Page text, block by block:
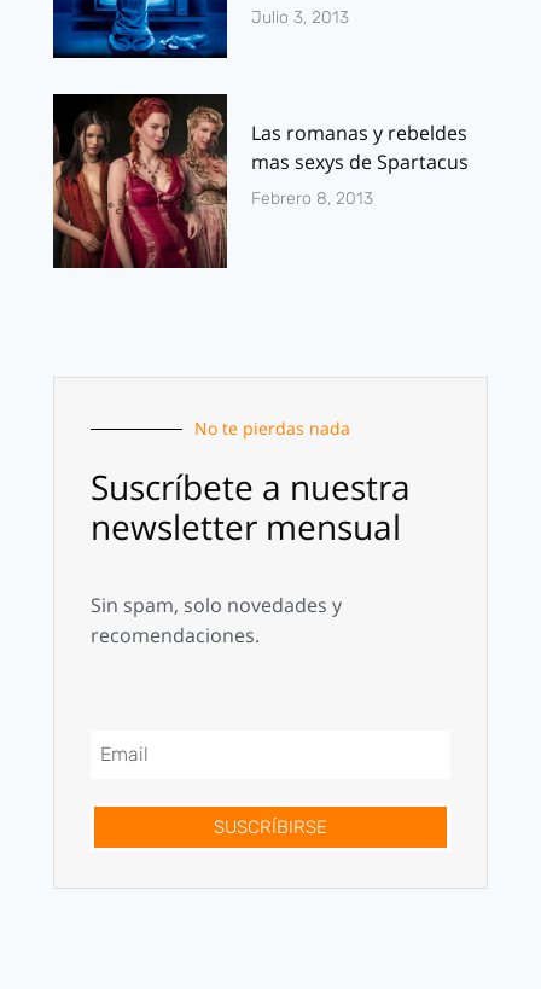
Julio 3, 2013
Las romanas y rebeldes
mas sexys de Spartacus
Febrero 8, 2013
No te pierdas nada
Suscríbete a nuestra
newsletter mensual
Sin spam, solo novedades y
recomendaciones.
SUSCRÍBIRSE